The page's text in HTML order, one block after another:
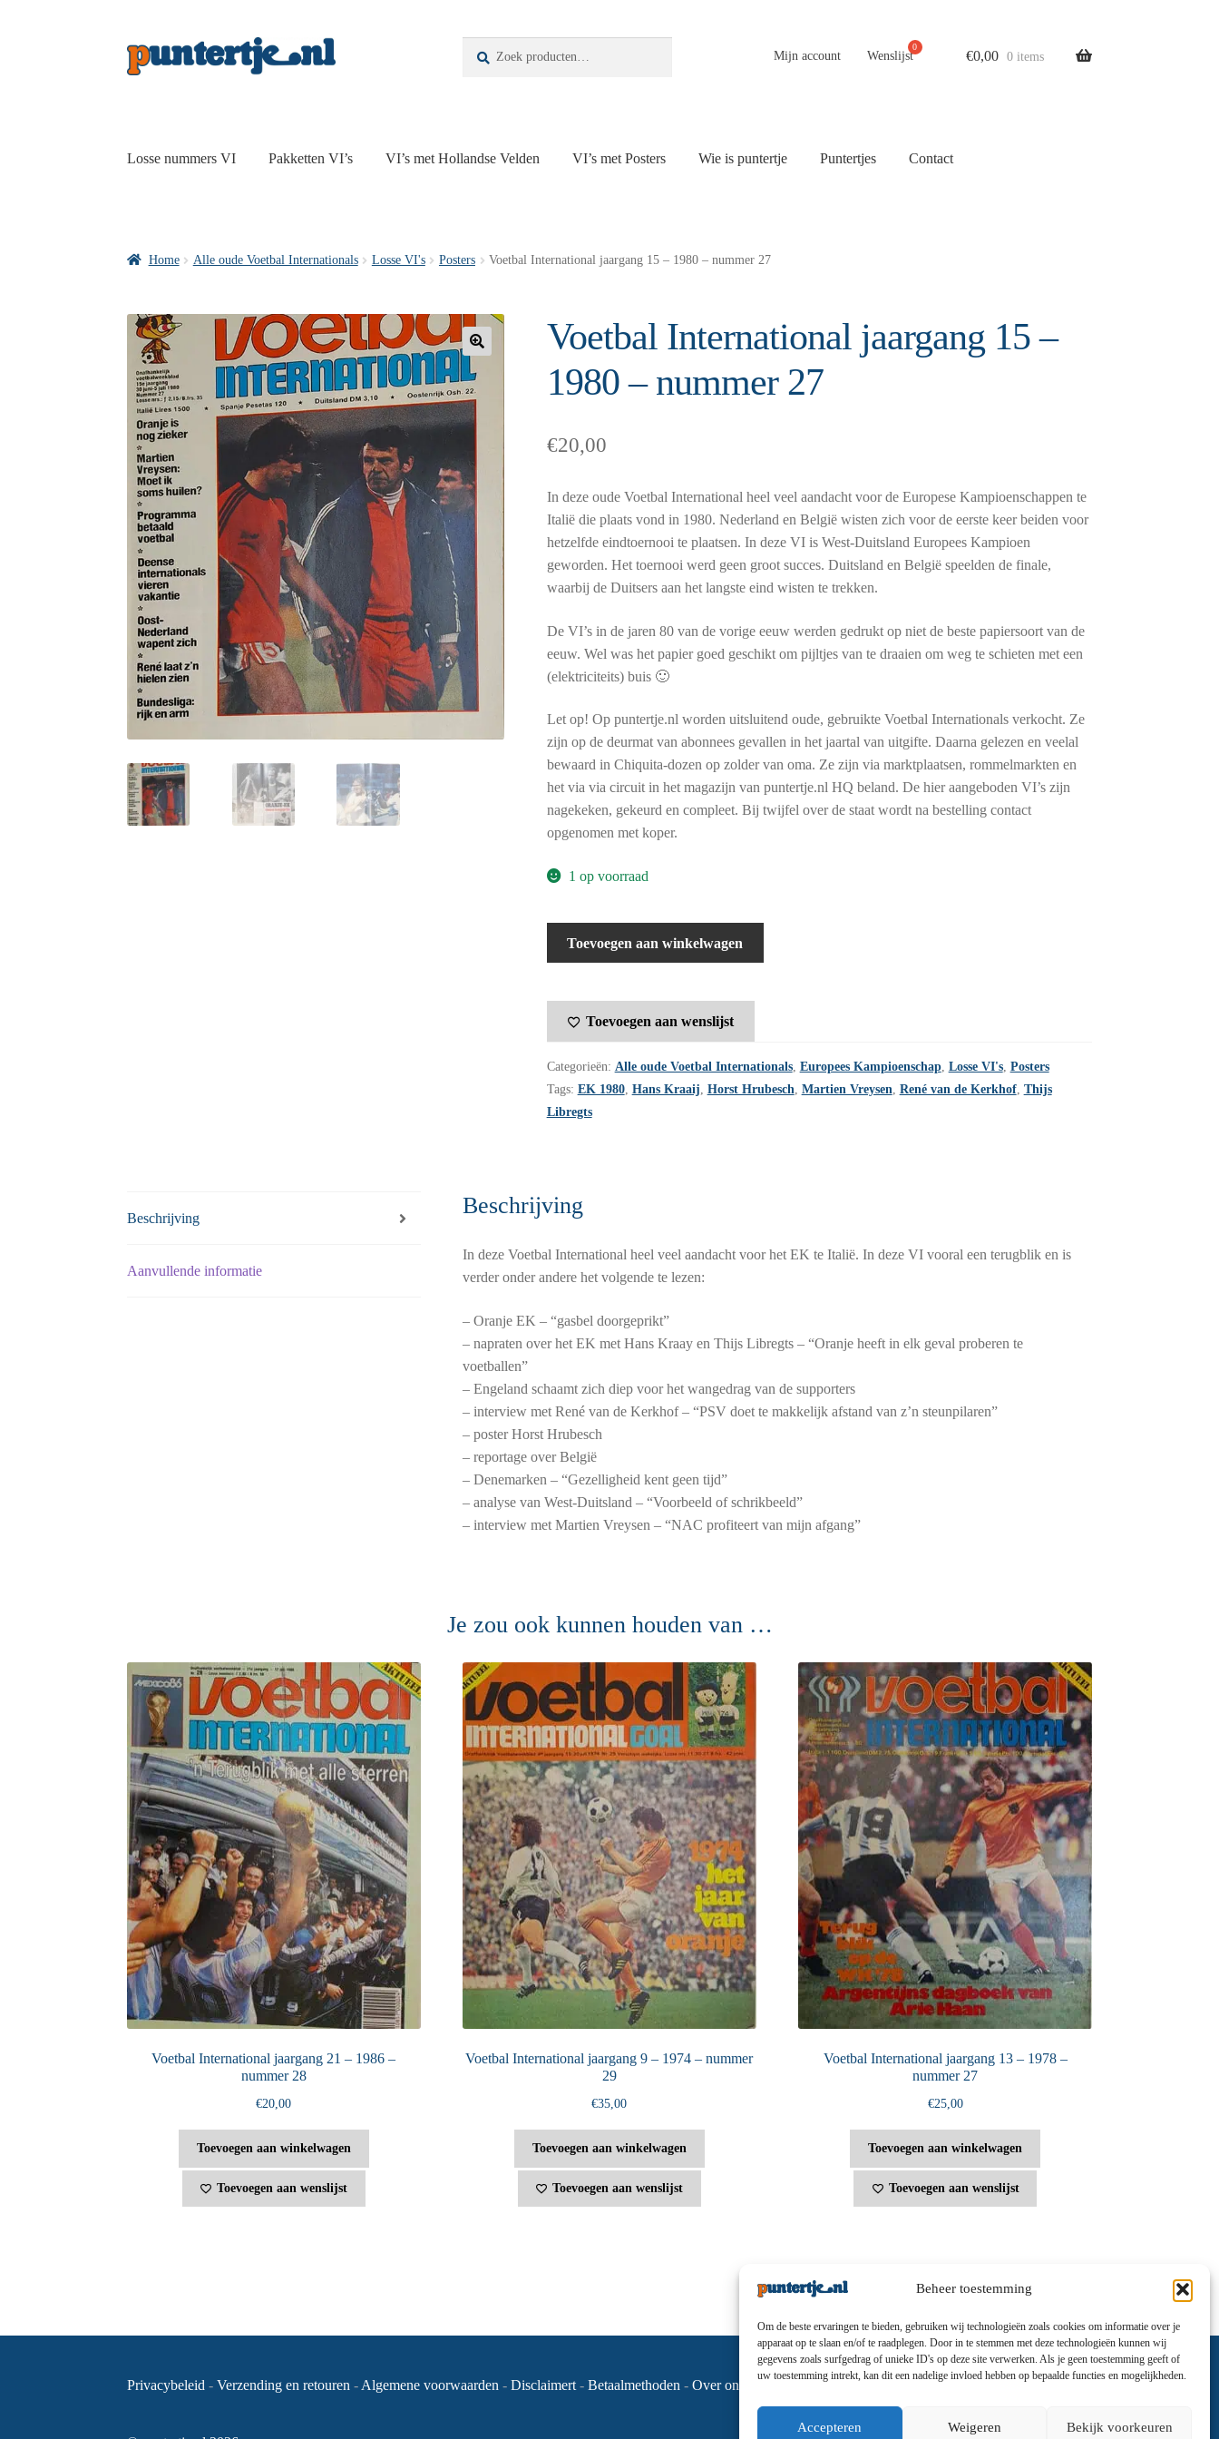
Beheer toestemming
Om de beste ervaringen te bieden, gebruiken wij technologieën zoals cookies om informatie over je
apparaat op te slaan en/of te raadplegen. Door in te stemmen met deze technologieën kunnen wij
gegevens zoals surfgedrag of unieke ID's op deze site verwerken. Als je geen toestemming geeft of
uw toestemming intrekt, kan dit een nadelige invloed hebben op bepaalde functies en mogelijkheden.
Accepteren Weigeren Bekijk voorkeuren
Zoeken
Mijn account Wenslijst €0,00 0 items
Losse nummers VI Pakketten VI’s VI’s met Hollandse Velden VI’s met Posters Wie is puntertje Puntertjes Contact
Home Alle oude Voetbal Internationals Losse VI's Posters Voetbal International jaargang 15 – 1980 – nummer 27
🔍
Voetbal International jaargang 15 –
1980 – nummer 27
€20,00
In deze oude Voetbal International heel veel aandacht voor de Europese Kampioenschappen te
Italië die plaats vond in 1980. Nederland en België wisten zich voor de eerste keer beiden voor
hetzelfde eindtoernooi te plaatsen. In deze VI is West-Duitsland Europees Kampioen
geworden. Het toernooi werd geen groot succes. Duitsland en België speelden de finale,
waarbij de Duitsers aan het langste eind wisten te trekken.
De VI’s in de jaren 80 van de vorige eeuw werden gedrukt op niet de beste papiersoort van de
eeuw. Wel was het papier goed geschikt om pijltjes van te draaien om weg te schieten met een
(elektriciteits) buis 🙂
Let op! Op puntertje.nl worden uitsluitend oude, gebruikte Voetbal Internationals verkocht. Ze
zijn op de deurmat van abonnees gevallen in het jaartal van uitgifte. Daarna gelezen en veelal
bewaard in Chiquita-dozen op zolder van oma. Ze zijn via marktplaatsen, rommelmarkten en
het via via circuit in het magazijn van puntertje.nl HQ beland. De hier aangeboden VI’s zijn
nagekeken, gekeurd en compleet. Bij twijfel over de staat wordt na bestelling contact
opgenomen met koper.
1 op voorraad
International
15
1980
-
nummer
27
Toevoegen aan winkelwagen
Toevoegen aan wenslijst
Categorieën: Alle oude Voetbal Internationals, Europees Kampioenschap, Losse VI's, Posters
Tags: EK 1980, Hans Kraaij, Horst Hrubesch, Martien Vreysen, René van de Kerkhof, Thijs
Libregts
Beschrijving
Aanvullende informatie
Beschrijving
In deze Voetbal International heel veel aandacht voor het EK te Italië. In deze VI vooral een terugblik en is
verder onder andere het volgende te lezen:
– Oranje EK – “gasbel doorgeprikt”
– napraten over het EK met Hans Kraay en Thijs Libregts – “Oranje heeft in elk geval proberen te
voetballen”
– Engeland schaamt zich diep voor het wangedrag van de supporters
– interview met René van de Kerkhof – “PSV doet te makkelijk afstand van z’n steunpilaren”
– poster Horst Hrubesch
– reportage over België
– Denemarken – “Gezelligheid kent geen tijd”
– analyse van West-Duitsland – “Voorbeeld of schrikbeeld”
– interview met Martien Vreysen – “NAC profiteert van mijn afgang”
Je zou ook kunnen houden van …
Voetbal International jaargang 21 – 1986 –
nummer 28
€20,00
Toevoegen aan winkelwagen
Toevoegen aan wenslijst
Voetbal International jaargang 9 – 1974 – nummer
29
€35,00
Toevoegen aan winkelwagen
Toevoegen aan wenslijst
Voetbal International jaargang 13 – 1978 –
nummer 27
€25,00
Toevoegen aan winkelwagen
Toevoegen aan wenslijst
Privacybeleid -Verzending en retouren - Algemene voorwaarden -Disclaimert -Betaalmethoden -Over ons